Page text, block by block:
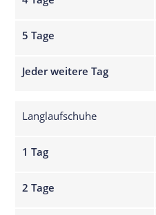
5 Tage
Jeder weitere Tag
1 Tag
2 Tage
Langlaufschuhe